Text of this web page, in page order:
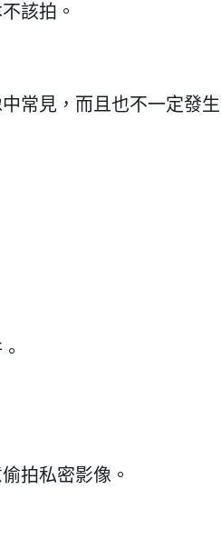
該拍。
常見，而且也不一定發生
拍私密影像。